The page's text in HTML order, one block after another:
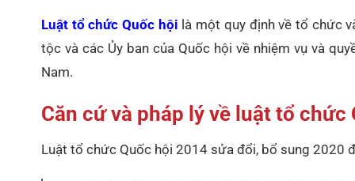
Luật tổ chức Quốc hội là một quy định về tổ chức
tộc và các Ủy ban của Quốc hội về nhiệm vụ và
Nam.
Căn cứ và pháp lý về luật tổ chức
Luật tổ chức Quốc hội 2014 sửa đổi, bổ sung 2020